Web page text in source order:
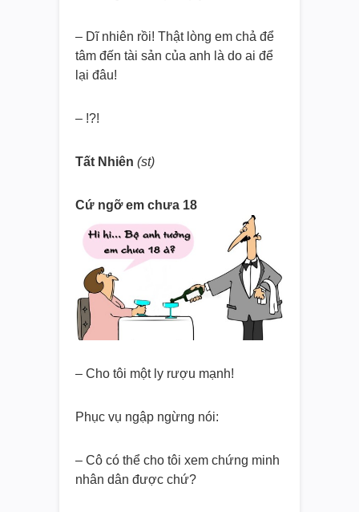
– Dĩ nhiên rồi! Thật lòng em chả để
tâm đến tài sản của anh là do ai để
lại đâu!
– !?!
Tất Nhiên (st)
Cứ ngỡ em chưa 18
– Cho tôi một ly rượu mạnh!
Phục vụ ngập ngừng nói:
– Cô có thể cho tôi xem chứng minh
nhân dân được chứ?